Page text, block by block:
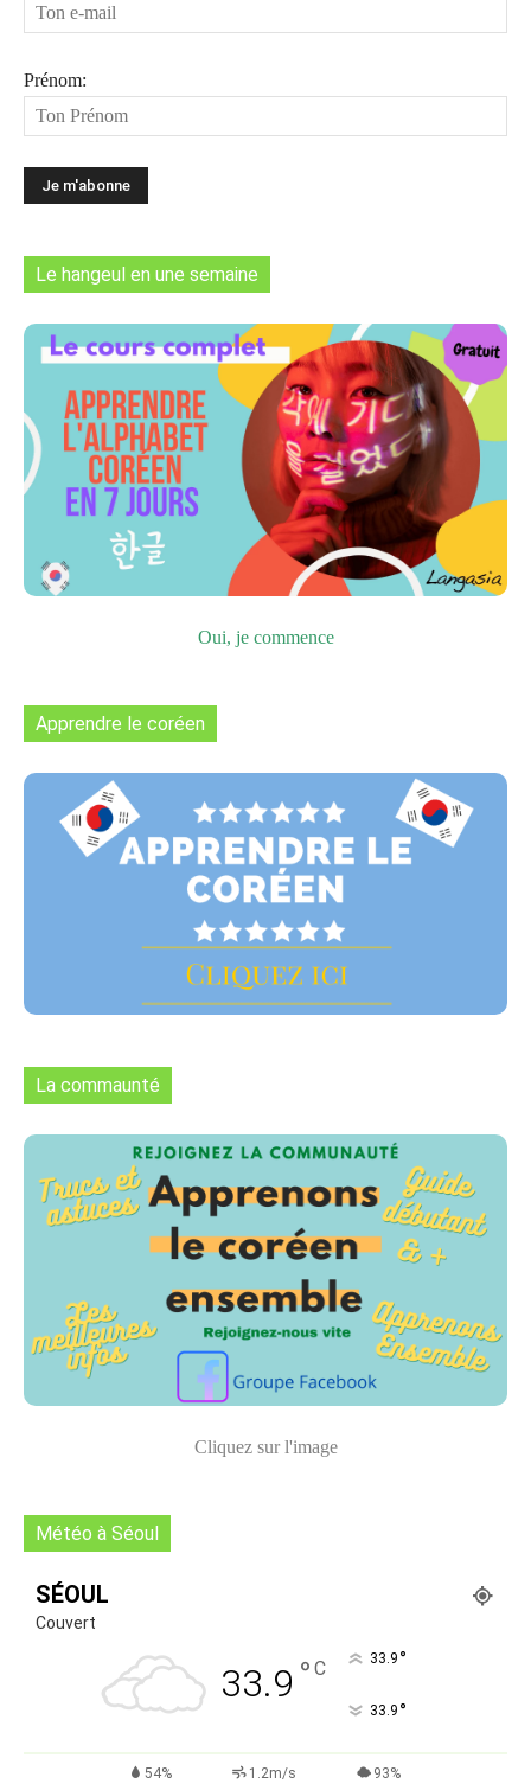
Prénom:
Le hangeul en une semaine
Oui, je commence
Apprendre le coréen
La commaunté
Cliquez sur l'image
Météo à Séoul
SÉOUL
Couvert
33.9 ° C 33.9 °
33.9 °
54% 1.2m/s 93%